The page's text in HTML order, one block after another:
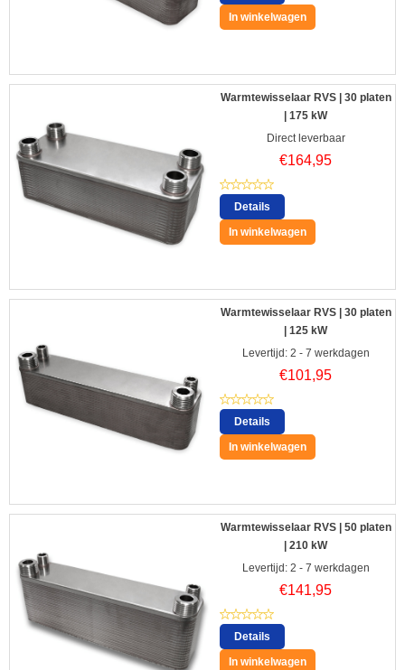
In winkelwagen
Warmtewisselaar RVS | 30 platen
| 175 kW
Direct leverbaar
€164,95
Details
In winkelwagen
Warmtewisselaar RVS | 30 platen
| 125 kW
Levertijd: 2 - 7 werkdagen
€101,95
Details
In winkelwagen
Warmtewisselaar RVS | 50 platen
| 210 kW
Levertijd: 2 - 7 werkdagen
€141,95
Details
In winkelwagen